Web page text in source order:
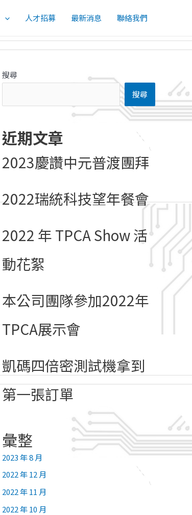
人才招募 最新消息 聯絡我們
搜尋
搜尋
近期文章
2023慶讚中元普渡團拜
2022瑞統科技望年餐會
2022 年 TPCA Show 活
動花絮
本公司團隊參加2022年
TPCA展示會
凱碼四倍密測試機拿到
第一張訂單
彙整
2023 年 8 月
2022 年 12 月
2022 年 11 月
2022 年 10 月